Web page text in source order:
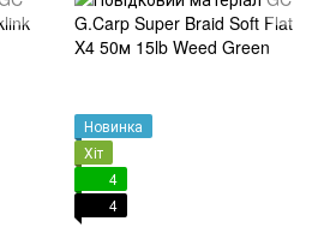
Новинка
Хіт
4
4